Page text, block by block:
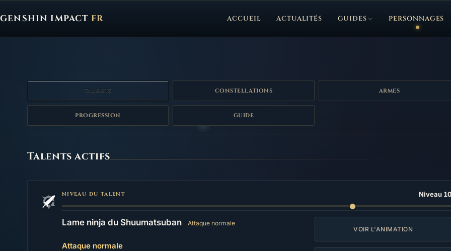
GENSHIN IMPACT FR
Genshin Impact FR, retour à l'accueil
ACCUEIL ACTUALITÉS GUIDES PERSONNAGES
TALENTS CONSTELLATIONS ARMES
PROGRESSION GUIDE
Talents
Talents actifs
NIVEAU DU TALENT Niveau
Lame ninja du Shuumatsuban Attaque normale
Attaque normale
VOIR L'ANIMATION